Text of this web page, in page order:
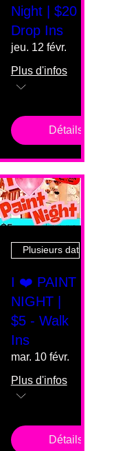
Night | $20
Drop Ins
jeu. 12 févr.
Plus d'infos
Détails
Plusieurs dates
I ❤️ PAINT
NIGHT |
$5 - Walk
Ins
mar. 10 févr.
Plus d'infos
Détails